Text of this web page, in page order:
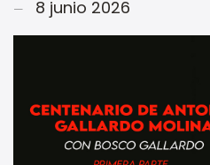
8 junio 2026